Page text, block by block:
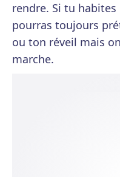
rendre. Si tu
pourras toujours
ou ton réveil mais
marche.